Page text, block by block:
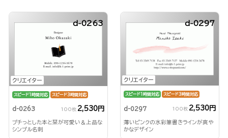
クリエイター
d-0263
スピード1時間対応 スピード3時間対応
d-0263 100枚 2,530円
プチっとした本と栞が可愛い＆上品な
シンプル名刺
クリエイター
d-0297
スピード1時間対応 スピード3時間対応
d-0297 100枚 2,530円
薄いピンクの水彩筆書きラインが爽や
かなデザイン